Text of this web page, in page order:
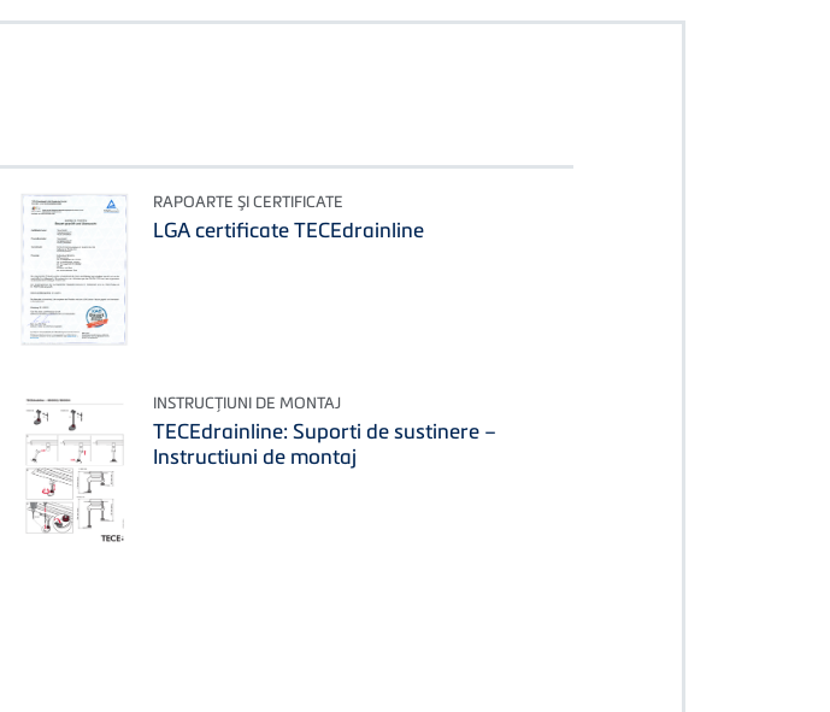
RAPOARTE ŞI CERTIFICATE
LGA certificate TECEdrainline
INSTRUCŢIUNI DE MONTAJ
TECEdrainline: Suporti de sustinere –
Instructiuni de montaj